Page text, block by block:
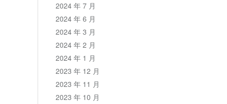
2024 年 7 月
2024 年 6 月
2024 年 3 月
2024 年 2 月
2024 年 1 月
2023 年 12 月
2023 年 11 月
2023 年 10 月